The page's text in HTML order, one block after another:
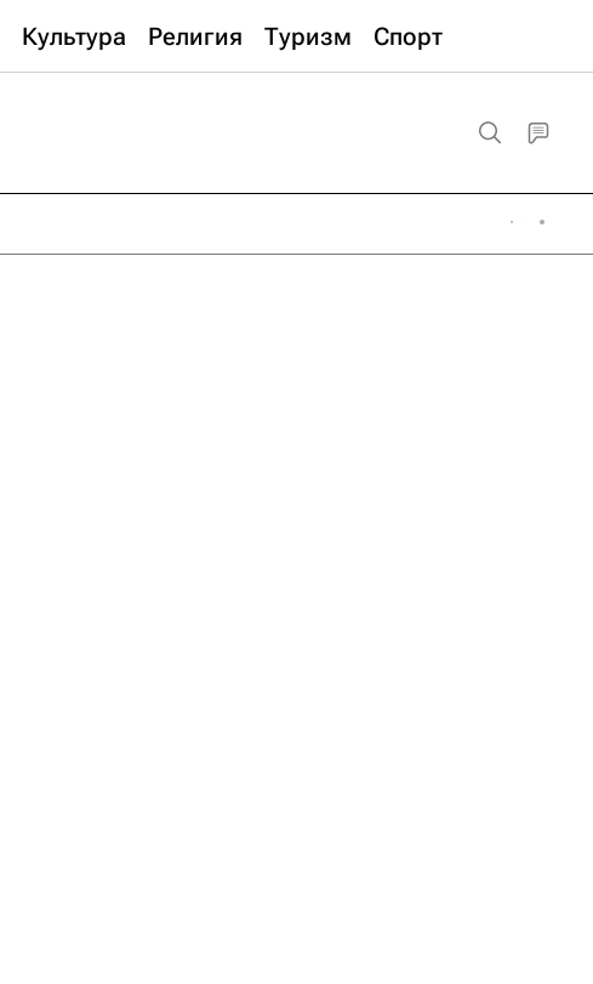
Культура Религия Туризм Спорт